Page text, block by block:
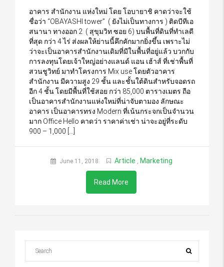
อาคาร สำนักงาน แห่งใหม่ โดย โอบายาชิ คาดว่าจะใช้
ชื่อว่า “OBAYASHI tower” ( ยังไม่เป็นทางการ ) ติดบีทีเอ
สนานา ทางออก 2 ( สุขุมวิท ซอย 6) บนพื้นที่ดินที่ทำเลดี
ที่สุด กว่า 4 ไร่ ส่งผลให้ย่านนี้คึกคักมากยิ่งขึ้น เพราะไม่
ว่าจะเป็นอาคารสำนักงานเดิมที่มีในพื้นที่อยู่แล้ว บวกกับ
การลงทุนโดยเจ้าใหญ่อย่างแลนด์ แอน เฮ้าส์ ที่เช่าพื้นที่
สวนชูวิทย์ มาทำโครงการ Mix use โดยตัวอาคาร
สำนักงาน มีความสูง 29 ชั้น และชั้นใต้ดินสำหรับจอดรถ
อีก 4 ชั้น โดยมีพื้นที่ใช้สอย กว่า 85,000 ตารางเมตร ถือ
เป็นอาคารสำนักงานแห่งใหม่ที่น่าจับตามอง ลักษณะ
อาคาร เป็นอาคารทรง Modern ที่เน้นกระจกเป็นจำนวน
มาก Office Hello คาดว่า ราคาค่าเช่า น่าจะอยู่ที่ระดับ
900 – 1,000 […]
June 11, 2018 Article , Marketing
Read More